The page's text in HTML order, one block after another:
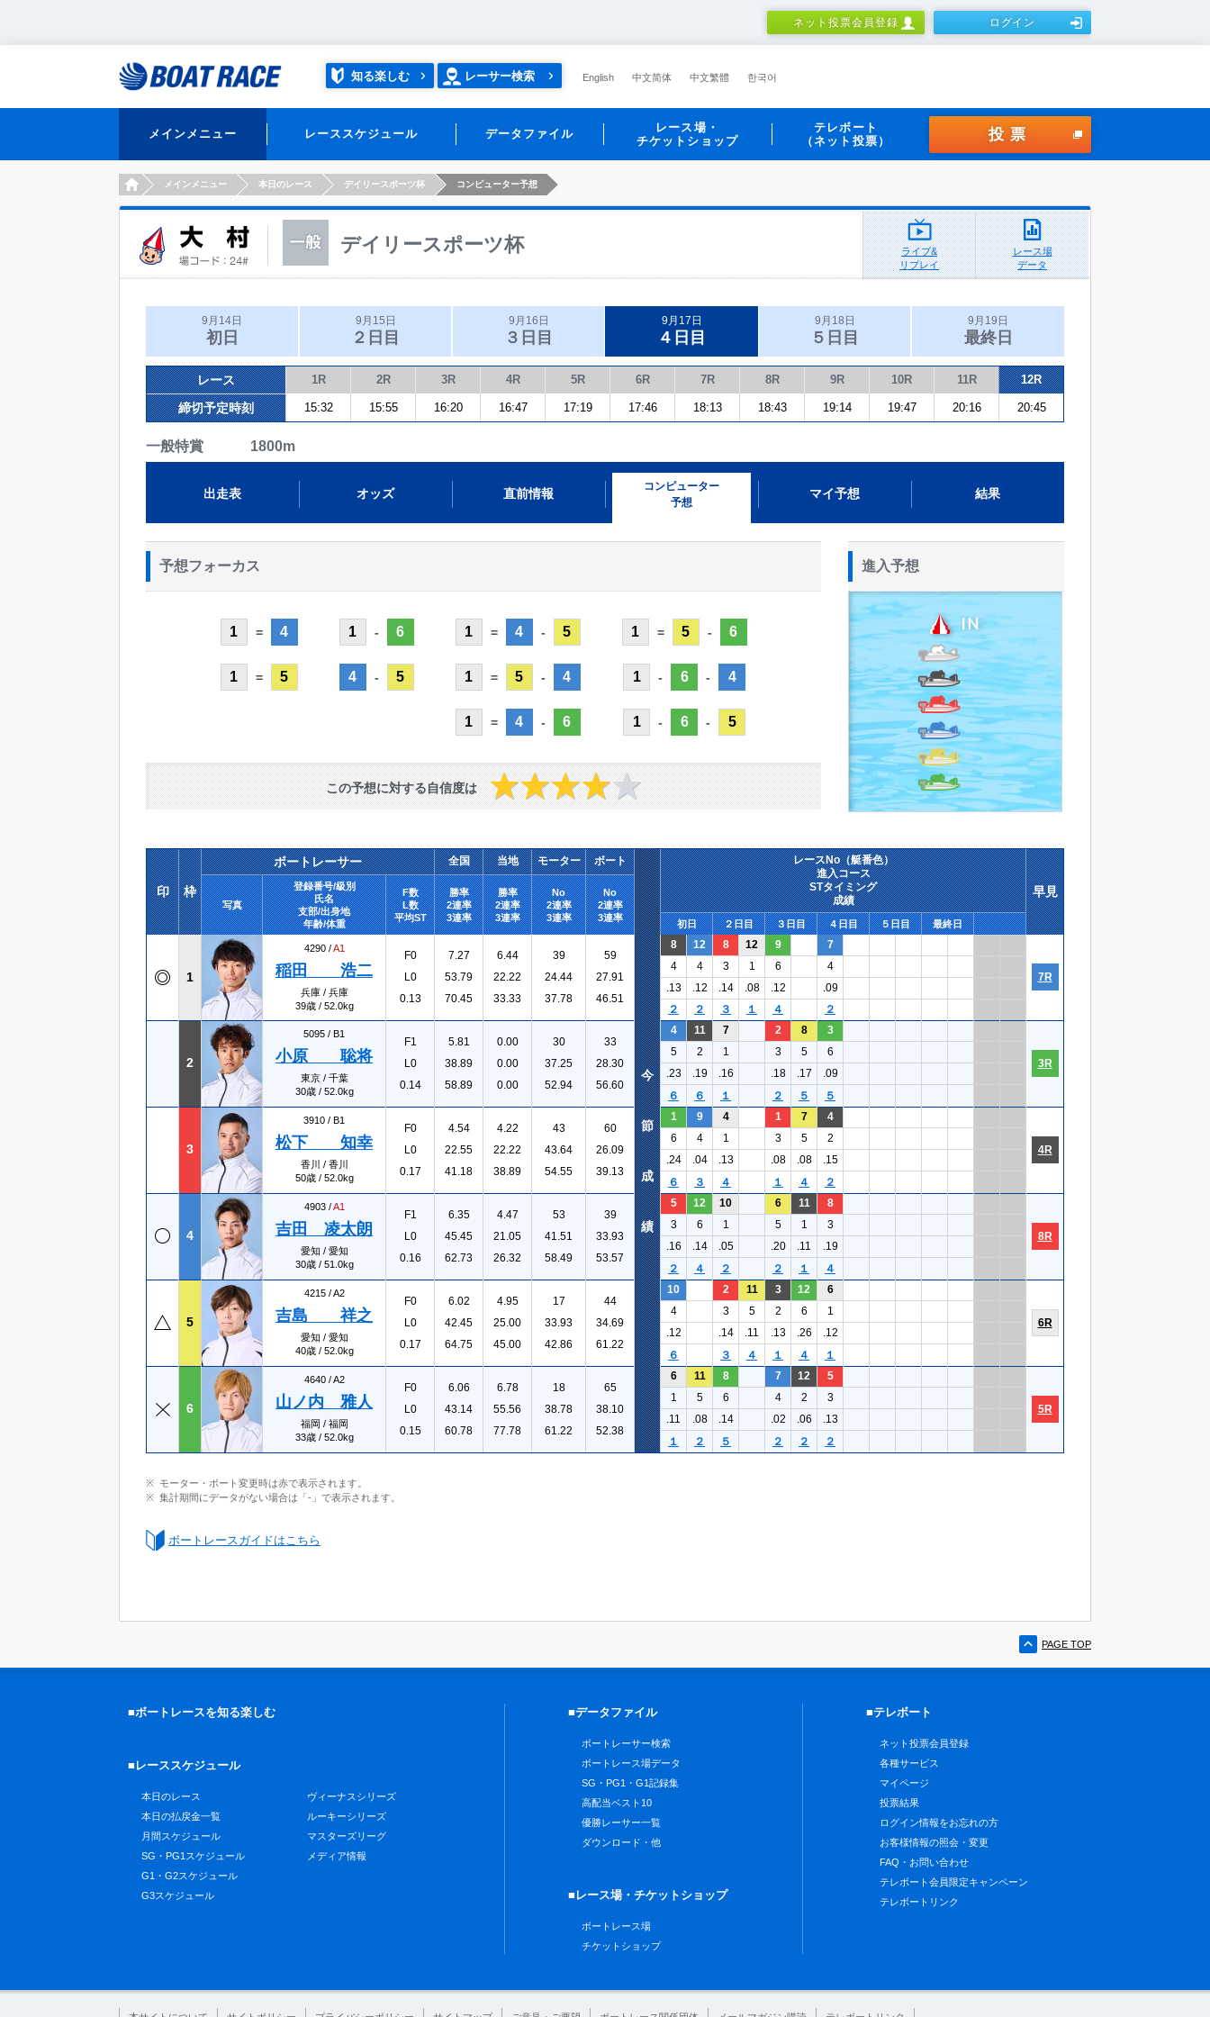
ネット投票会員登録 ログイン
知る楽しむ レーサー検索 English 中文简体 中文繁體 한국어
メインメニュー レーススケジュール データファイル
レース場・
チケットショップ
テレボート
（ネット投票）
投票
HOMEメインメニュー 本日のレース デイリースポーツ杯 コンピューター予想
デイリースポーツ杯
ライブ&
リプレイ
レース場
データ
9月14日
初日
9月15日
２日目
9月16日
３日目
9月17日
４日目
9月18日
５日目
9月19日
最終日
レース 1R 2R 3R 4R 5R 6R 7R 8R 9R 10R 11R 12R
締切予定時刻 15:32 15:55 16:20 16:47 17:19 17:46 18:13 18:43 19:14 19:47 20:16 20:45
一般特賞 1800m
出走表 オッズ 直前情報
コンピューター
予想
マイ予想 結果
予想フォーカス
1 = 4
1 = 5
1 - 6
4 - 5
1 = 4 - 5
1 = 5 - 4
1 = 4 - 6
1 = 5 - 6
1 - 6 - 4
1 - 6 - 5
この予想に対する自信度は
進入予想
印 枠
ボートレーサー 全国 当地 モーター ボート
レースNo（艇番色）
進入コース
STタイミング
成績
早見
写真
登録番号/級別
氏名
支部/出身地
年齢/体重
F数
L数
平均ST
勝率
2連率
3連率
勝率
2連率
3連率
No
2連率
3連率
No
2連率
3連率
初日 ２日目 ３日目 ４日目 ５日目 最終日
1
4290 /A1
稲田 浩二
兵庫 / 兵庫
39歳 / 52.0kg
F0
L0
0.13
7.27
53.79
70.45
6.44
22.22
33.33
39
24.44
37.78
59
27.91
46.51
8 12 8 12 9 7
7R
4 4 3 1 6
4
.13
.12 .14 .08 .12
.09
２
２ ３ １ ４ ２
2
5095 / B1
小原 聡将
東京 / 千葉
30歳 / 52.0kg
F1
L0
0.14
5.81
38.89
58.89
0.00
0.00
0.00
30
37.25
52.94
33
28.30
56.60
4 11 7 2 8 3
3R
5 2 1 3 5
6
.23
.19 .16 .18 .17
.09
６
６ １ ２ ５ ５
3
3910 / B1
松下 知幸
香川 / 香川
50歳 / 52.0kg
F0
L0
0.17
4.54
22.55
41.18
4.22
22.22
38.89
43
43.64
54.55
60
26.09
39.13
1 9 4 1 7 4
4R
6 4 1 3 5
2
.24
.04 .13 .08 .08
.15
６
３ ４ １ ４ ２
4
4903 /A1
吉田 凌太朗
愛知 / 愛知
30歳 / 51.0kg
F1
L0
0.16
6.35
45.45
62.73
4.47
21.05
26.32
53
41.51
58.49
39
33.93
53.57
5 12 10 6 11 8
8R
3 6 1 5 1
3
.16
.14 .05 .20 .11
.19
２
４ ２ ２ １ ４
5
4215 /A2
吉島 祥之
愛知 / 愛知
40歳 / 52.0kg
F0
L0
0.17
6.02
42.45
64.75
4.95
25.00
45.00
17
33.93
42.86
44
34.69
61.22
10 2 11 3 12 6
6R
4 3 5 2 6
1
.12
.14 .11 .13 .26
.12
６
３ ４ １ ４ １
6
4640 /A2
山ノ内 雅人
福岡 / 福岡
33歳 / 52.0kg
F0
L0
0.15
6.06
43.14
60.78
6.78
55.56
77.78
18
38.78
61.22
65
38.10
52.38
6 11 8 7 12 5
5R
1 5 6 4 2
3
.11
.08 .14 .02 .06
.13
１
２ ５ ２ ２ ２
今
節
成
績
モーター・ボート変更時は赤で表示されます。
集計期間にデータがない場合は「-」で表示されます。
ボートレースガイドはこちら
PAGE TOP
■ボートレースを知る楽しむ
■レーススケジュール
本日のレース
本日の払戻金一覧
月間スケジュール
SG・PG1スケジュール
G1・G2スケジュール
G3スケジュール
ヴィーナスシリーズ
ルーキーシリーズ
マスターズリーグ
メディア情報
■データファイル
ボートレーサー検索
ボートレース場データ
SG・PG1・G1記録集
高配当ベスト10
優勝レーサー一覧
ダウンロード・他
■レース場・チケットショップ
ボートレース場
チケットショップ
■テレボート
ネット投票会員登録
各種サービス
マイページ
投票結果
ログイン情報をお忘れの方
お客様情報の照会・変更
FAQ・お問い合わせ
テレボート会員限定キャンペーン
テレボートリンク